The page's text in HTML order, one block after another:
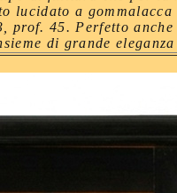
lucidato a
prof. 45. Perfetto
di grande